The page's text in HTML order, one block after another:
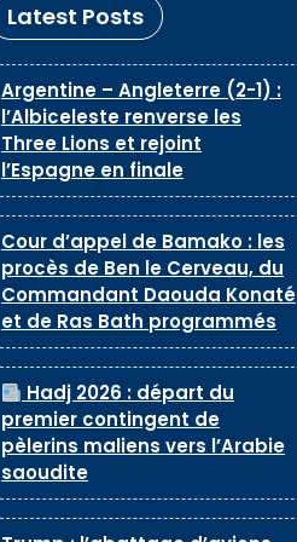
Latest Posts
Argentine – Angleterre (2-1) :
l’Albiceleste renverse les
Three Lions et rejoint
l’Espagne en finale
Cour d’appel de Bamako : les
procès de Ben le Cerveau, du
Commandant Daouda Konaté
et de Ras Bath programmés
Hadj 2026 : départ du
premier contingent de
pèlerins maliens vers l’Arabie
saoudite